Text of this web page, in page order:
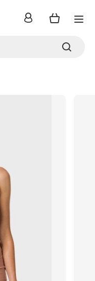
inloggen